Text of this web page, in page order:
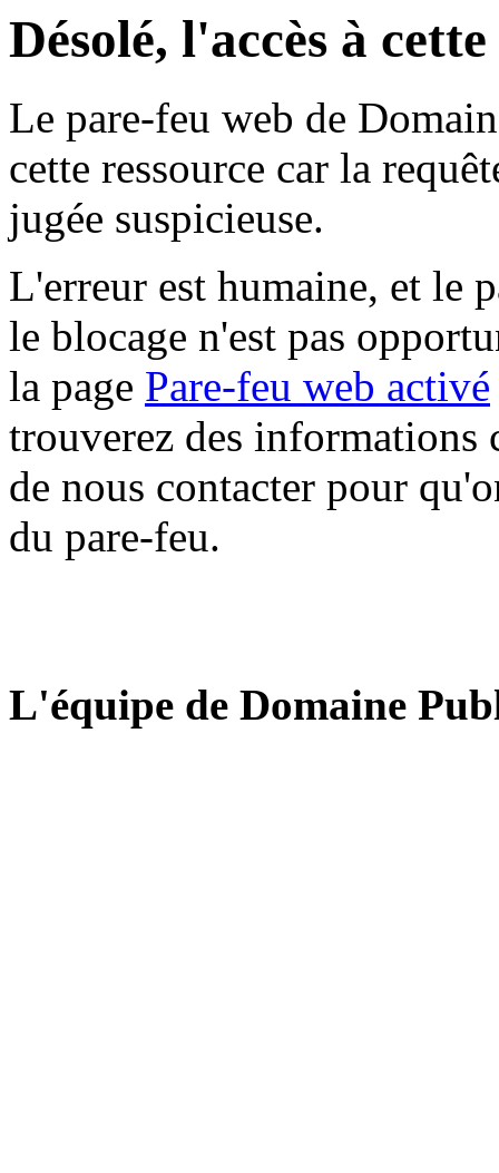
Désolé, l'accès à
Le pare-feu web de
cette ressource car la
jugée suspicieuse.
L'erreur est humaine, et le
le blocage n'est pas
la page Pare-feu web activé
trouverez des informations
de nous contacter pour
du pare-feu.
L'équipe de Domaine